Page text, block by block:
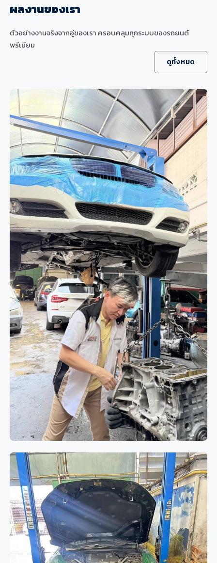
ผลงานของเรา
ตัวอย่างงานจริงจากอู่ของเรา ครอบคลุมทุกระบบของรถยนต์
พรีเมียม
ดูทั้งหมด
เครื่องยนต์
BMW 320i E90 โอเวอร์ฮอล
เครื่องยนต์ N46 แก้ปัญหาอาการกิน
น้ำมันเครื่องและควันขาว
BMW 320i